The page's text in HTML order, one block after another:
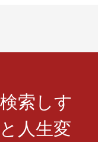
索しす
人生変